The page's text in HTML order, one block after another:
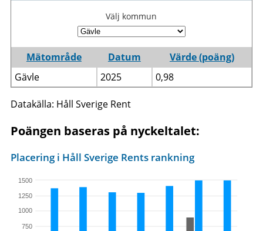
Välj kommun
Mätområde Datum
Värde (poäng)
Gävle
2025 0,98
Datakälla: Håll Sverige Rent
Poängen baseras på nyckeltalet:
750
1000
1250
1500
Placering i Håll Sverige Rents rankning